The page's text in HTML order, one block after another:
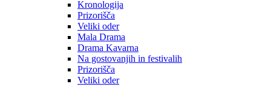
Kronologija
Prizorišča
Veliki oder
Mala Drama
Drama Kavarna
Na gostovanjih in festivalih
Prizorišča
Veliki oder